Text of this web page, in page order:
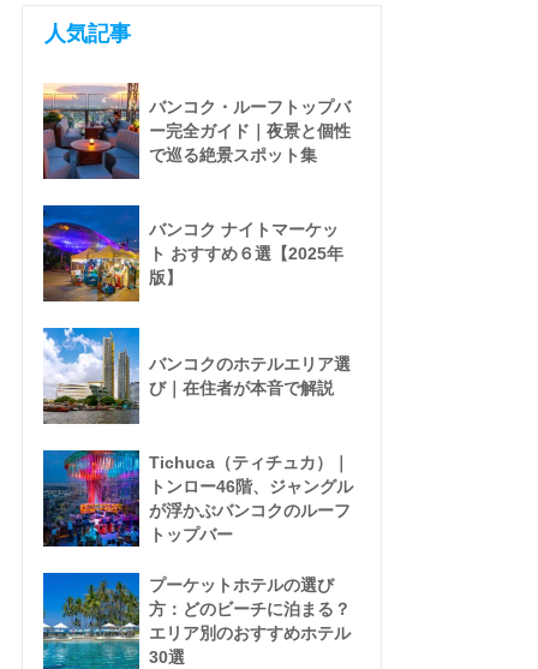
人気記事
バンコク・ルーフトップバ
ー完全ガイド｜夜景と個性
で巡る絶景スポット集
バンコク ナイトマーケッ
ト おすすめ６選【2025年
版】
バンコクのホテルエリア選
び｜在住者が本音で解説
Tichuca（ティチュカ）｜
トンロー46階、ジャングル
が浮かぶバンコクのルーフ
トップバー
プーケットホテルの選び
方：どのビーチに泊まる？
エリア別のおすすめホテル
30選